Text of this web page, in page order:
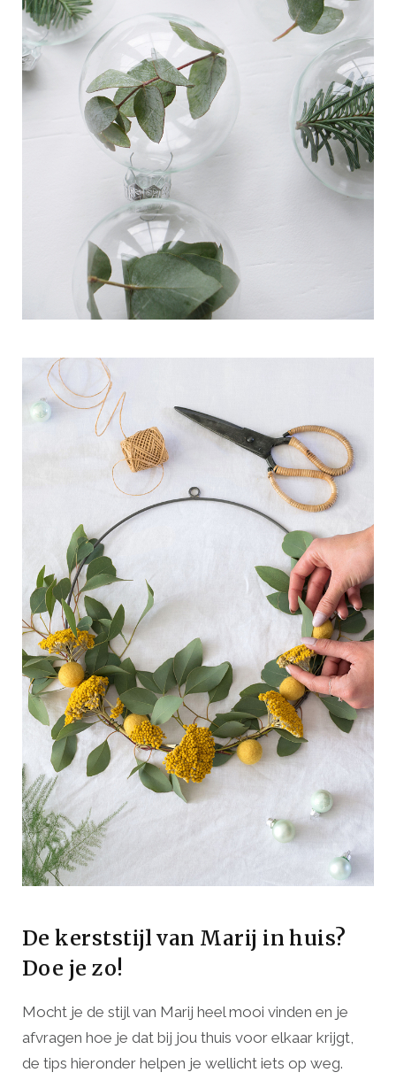
De kerststijl van Marij in huis?
Doe je zo!
Mocht je de stijl van Marij heel mooi vinden en je
afvragen hoe je dat bij jou thuis voor elkaar krijgt,
de tips hieronder helpen je wellicht iets op weg.